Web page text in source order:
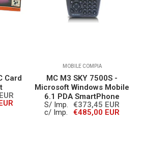
Card
MOBILE COMPIA
MC M3 SKY 7500S -
Microsoft Windows Mobile
6.1 PDA SmartPhone
S/ Imp.
€373,45 EUR
c/ Imp.
€485,00 EUR